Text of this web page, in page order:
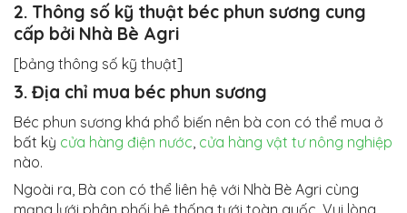
2. Thông số kỹ thuật béc phun sương cung
cấp bởi Nhà Bè Agri
[bảng thông số kỹ thuật]
3. Địa chỉ mua béc phun sương
Béc phun sương khá phổ biến nên bà con có thể mua ở
bất kỳ cửa hàng điện nước cửa hàng vật tư nông nghiệp
nào.
Ngoài ra, Bà con có thể liên hệ với Nhà Bè Agri cùng
mạng lưới phân phối hệ thống tưới toàn quốc. Vui lòng